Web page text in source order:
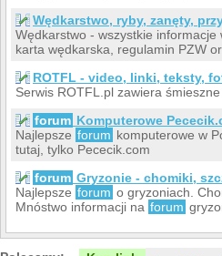
Wędkarstwo, ryby, zanęty,
Wędkarstwo - wszystkie informacje
karta wędkarska, regulamin PZW
ROTFL - video, linki, teksty,
Serwis ROTFL.pl zawiera
forum Komputerowe
Najlepsze forum komputerowe w
tutaj, tylko Pececik.com
forum Gryzonie - chomiki,
Najlepsze forum o gryzoniach.
Mnóstwo informacji na forum